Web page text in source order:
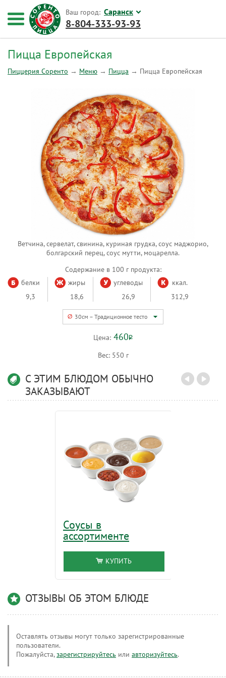
Пицца Европейская
Пиццерия Соренто → Меню → Пицца → Пицца Европейская
Ветчина, сервелат, свинина, куриная грудка, соус маджорио,
болгарский перец, соус мутти, моцарелла.
Содержание в 100 г продукта:
белки
9,3
жиры
18,6
углеводы
26,9
ккал.
312,9
30см – Традиционное тесто
Цена: 460Р
Вес: 550 г
С ЭТИМ БЛЮДОМ ОБЫЧНО
ЗАКАЗЫВАЮТ
Соусы в
ассортименте
КУПИТЬ
ОТЗЫВЫ ОБ ЭТОМ БЛЮДЕ
Оставлять отзывы могут только зарегистрированные
пользователи.
Пожалуйста,зарегистрируйтесь или авторизуйтесь.
Ваш город: Саранск
8-804-333-93-93